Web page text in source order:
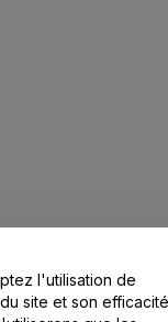
l'utilisation de
site et son efficacité